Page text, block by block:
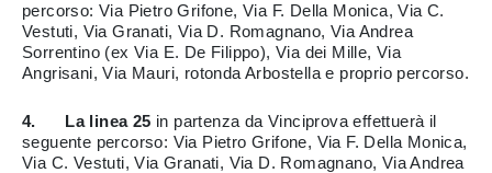
percorso: Via Pietro Grifone, Via F. Della Monica, Via C.
Vestuti, Via Granati, Via D. Romagnano, Via Andrea
Sorrentino (ex Via E. De Filippo), Via dei Mille, Via
Angrisani, Via Mauri, rotonda Arbostella e proprio percorso.
4. La linea 25 in partenza da Vinciprova effettuerà il
seguente percorso: Via Pietro Grifone, Via F. Della Monica,
Via C. Vestuti, Via Granati, Via D. Romagnano, Via Andrea